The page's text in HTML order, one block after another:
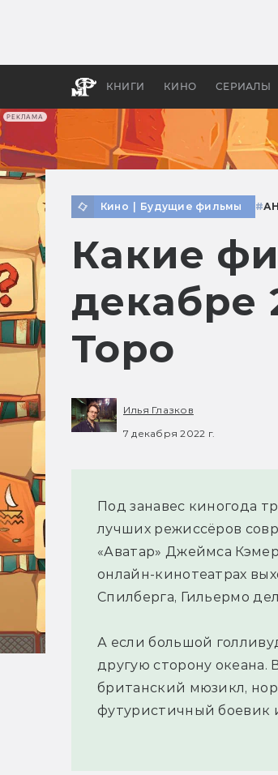
РЕКЛАМА
КНИГИ КИНО СЕРИАЛЫ
Кино Будущие фильмы #
Какие
декабре
Торо
Илья Глазков
7 декабря 2022 г.
Под занавес киногода
лучших режиссёров
«Аватар» Джеймса
онлайн-кинотеатрах
Спилберга, Гильермо
А если большой
другую сторону
британский мюзикл,
футуристичный боевик